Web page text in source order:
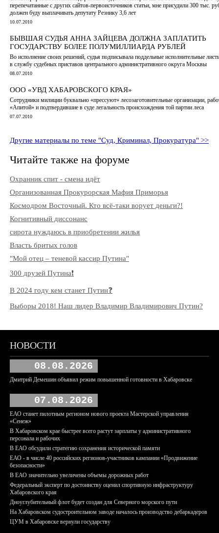
перепечатанные с других сайтов-первоисточников статьи, мне присудили 300 тыс.
должен буду выплачивать депутату Резнику 3,6 лет
10.07.2010
БЫВШАЯ СУДЬЯ АННА ЗАЙЦЕВА ДОЛЖНА ЗАПЛАТИТЬ
ГОСУДАРСТВУ БОЛЕЕ ПОЛУМИЛЛИАРДА РУБЛЕЙ
Во исполнение своих решений, судья подписывала поддельные исполнительные
в службу судебных приставов центрального административного округа Москвы
08.07.2010
ООО «УВД ХАБАРОВСКОГО КРАЯ»
Сотрудники милиции буквально «прессуют» лесозаготовительные организации,
«Апитой» и подтвердившие в суде легальность происхождения той партии леса
07.07.2010
Другие материалы по теме "Суд, Криминал, Прокуратура" >>
Читайте также на форуме
Охранник спит - смена идёт
Организованная Прокурорская Мафия Приморья
Космодром Восточный. Кто всё-таки ворует деньги?!
Когнитивный диссонанс
сирота нуждаюсь в приобретении жилья
Власть бритых голов
"Мой отец – теневой кассир Путина"
300 друзей Путина❗️
В 2024 году кем станет Путин❓
Выборы 2018! Наш лидер Владимир Владимирович Путин?
НОВОСТИ
08.08.2026
Дмитрий Демешин объявил режим повышенной готовности в Хабаровске
07.08.2026
ЕАО станет пилотным регионом нового проекта Мастерской управления
«Сенеж»
В Хабаровском крае быстрее всего растут зарплаты у административного
персонала и рабочих
В ЕАО обсудили стратегию сохранения исторической памяти
ЕАО - в числе 40 российских регионов-участников кампании «Продвижение
безопасности»
В ЕАО значительно увеличены объемы дорожных работ
Федеральный эксперт по достоинству оценил спортивную инфраструктуру
Хабаровского края
Дноуглубительный флот будет создан для Северного морского пути
На Хабаровском судостроительном заводе началось производство дебаркадеров
ЦУМ в Хабаровске вернули государству